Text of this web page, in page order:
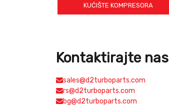
KUĆIŠTE KOMPRESORA
Kontaktirajte nas
sales@d2turboparts.com
rs@d2turboparts.com
bg@d2turboparts.com